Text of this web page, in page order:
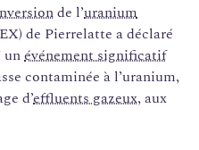
de l’uranium
de Pierrelatte a déclaré
unévénement significatif
contaminée à l’uranium,
d’effluents gazeux, aux